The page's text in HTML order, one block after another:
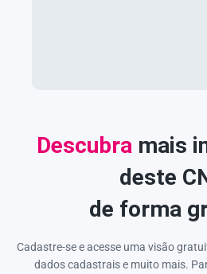
Descubramais
deste
de forma
Cadastre-se e acesse uma visão
dados cadastrais e muito mais.